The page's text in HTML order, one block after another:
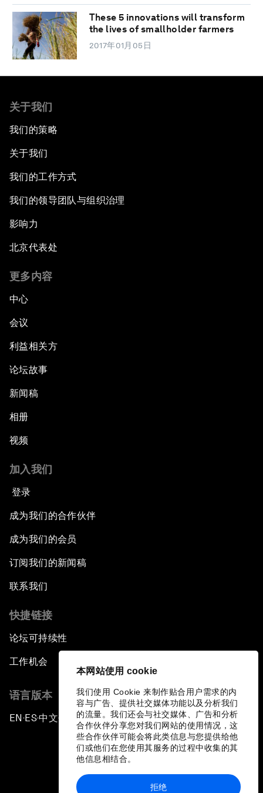
本网站使用 cookie
我们使用 Cookie 来制作贴合用户需求的内
容与广告、提供社交媒体功能以及分析我们
的流量。我们还会与社交媒体、广告和分析
合作伙伴分享您对我们网站的使用情况，这
些合作伙伴可能会将此类信息与您提供给他
们或他们在您使用其服务的过程中收集的其
他信息相结合。
拒绝
These 5 innovations will transform
the lives of smallholder farmers
2017年01月05日
关于我们
我们的策略
关于我们
我们的工作方式
我们的领导团队与组织治理
影响力
北京代表处
更多内容
中心
会议
利益相关方
论坛故事
新闻稿
相册
视频
加入我们
登录
成为我们的合作伙伴
成为我们的会员
订阅我们的新闻稿
联系我们
快捷链接
论坛可持续性
工作机会
语言版本
EN ▪ES▪中文▪ 日本語